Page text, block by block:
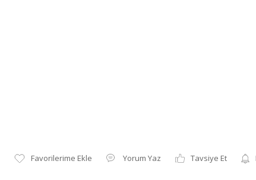
Yorum Yaz Tavsiye Et